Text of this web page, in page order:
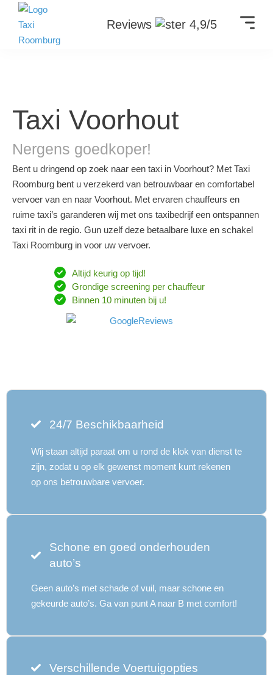
Reviews 4,9/5
Taxi Voorhout
Nergens goedkoper!
Bent u dringend op zoek naar een taxi in Voorhout? Met Taxi
Roomburg bent u verzekerd van betrouwbaar en comfortabel
vervoer van en naar Voorhout. Met ervaren chauffeurs en
ruime taxi’s garanderen wij met ons taxibedrijf een ontspannen
taxi rit in de regio. Gun uzelf deze betaalbare luxe en schakel
Taxi Roomburg in voor uw vervoer.
Altijd keurig op tijd!
Grondige screening per chauffeur
Binnen 10 minuten bij u!
24/7 Beschikbaarheid
Wij staan ​​altijd paraat om u rond de klok van dienst te
zijn, zodat u op elk gewenst moment kunt rekenen
op ons betrouwbare vervoer.
Schone en goed onderhouden
auto’s
Geen auto’s met schade of vuil, maar schone en
gekeurde auto’s. Ga van punt A naar B met comfort!
Verschillende Voertuigopties